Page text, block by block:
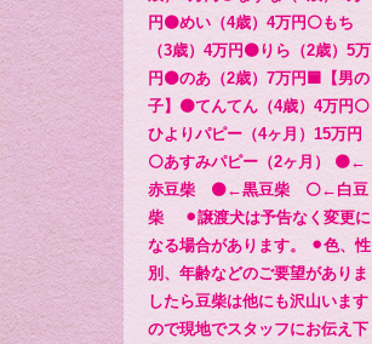
円🟤めい（4歳）4万円⚪️もち
（3歳）4万円🟤りら（2歳）5万
円⚫️のあ（2歳）7万円🟦【男の
子】🟤てんてん（4歳）4万円⚪️
ひよりパピー（4ヶ月）15万円
⚪️あすみパピー（2ヶ月） 🟤←
赤豆柴 ⚫️←黒豆柴 ⚪️←白豆
柴 ⚫︎譲渡犬は予告なく変更に
なる場合があります。 ⚫︎色、性
別、年齢などのご要望がありま
したら豆柴は他にも沢山います
ので現地でスタッフにお伝え下